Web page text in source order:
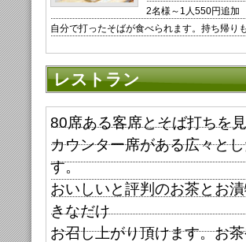
2名様～1人550円追加
自分で打ったそばが食べられます。持ち帰り
レストラン
80席ある客席とそば打ちを
カウンター席がある広々と
す。
おいしいと評判のお茶とお
きなだけ
お召し上がり頂けます。お